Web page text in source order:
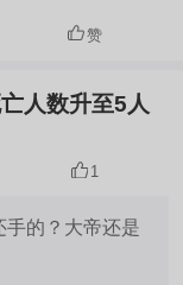
赞
人数升至5人
1
手的？大帝还是